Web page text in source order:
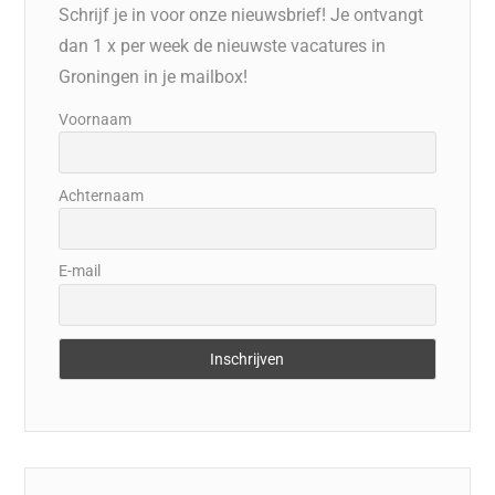
Schrijf je in voor onze nieuwsbrief! Je ontvangt
dan 1 x per week de nieuwste vacatures in
Groningen in je mailbox!
Voornaam
Achternaam
E-mail